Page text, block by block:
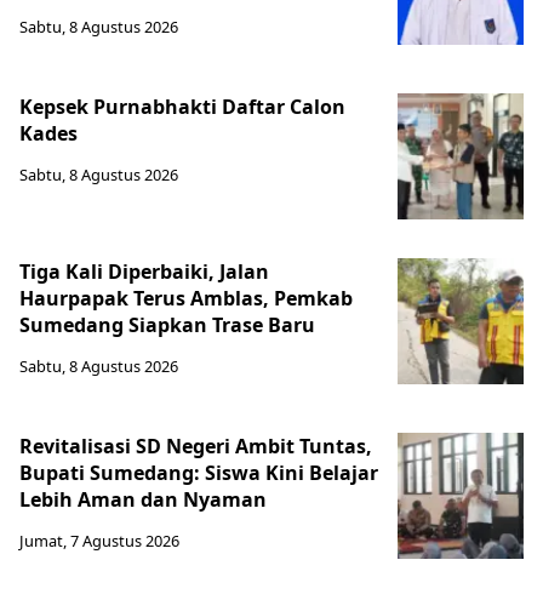
Sabtu, 8 Agustus 2026
Kepsek Purnabhakti Daftar Calon
Kades
Sabtu, 8 Agustus 2026
Tiga Kali Diperbaiki, Jalan
Haurpapak Terus Amblas, Pemkab
Sumedang Siapkan Trase Baru
Sabtu, 8 Agustus 2026
Revitalisasi SD Negeri Ambit Tuntas,
Bupati Sumedang: Siswa Kini Belajar
Lebih Aman dan Nyaman
Jumat, 7 Agustus 2026